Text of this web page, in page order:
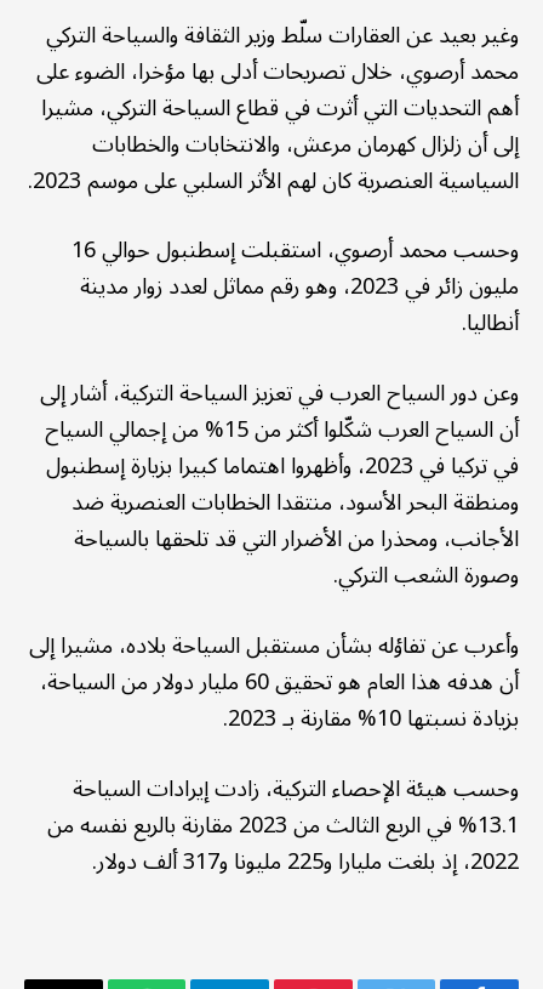
وغير بعيد عن العقارات سلّط وزير الثقافة والسياحة التركي
محمد أرصوي، خلال تصريحات أدلى بها مؤخرا، الضوء على
أهم التحديات التي أثرت في قطاع السياحة التركي، مشيرا
إلى أن زلزال كهرمان مرعش، والانتخابات والخطابات
السياسية العنصرية كان لهم الأثر السلبي على موسم 2023.
وحسب محمد أرصوي، استقبلت إسطنبول حوالي 16
مليون زائر في 2023، وهو رقم مماثل لعدد زوار مدينة
أنطاليا.
وعن دور السياح العرب في تعزيز السياحة التركية، أشار إلى
أن السياح العرب شكّلوا أكثر من 15% من إجمالي السياح
في تركيا في 2023، وأظهروا اهتماما كبيرا بزيارة إسطنبول
ومنطقة البحر الأسود، منتقدا الخطابات العنصرية ضد
الأجانب، ومحذرا من الأضرار التي قد تلحقها بالسياحة
وصورة الشعب التركي.
وأعرب عن تفاؤله بشأن مستقبل السياحة بلاده، مشيرا إلى
أن هدفه هذا العام هو تحقيق 60 مليار دولار من السياحة،
بزيادة نسبتها 10% مقارنة بـ 2023.
وحسب هيئة الإحصاء التركية، زادت إيرادات السياحة
13.1% في الربع الثالث من 2023 مقارنة بالربع نفسه من
2022، إذ بلغت مليارا و225 مليونا و317 ألف دولار.